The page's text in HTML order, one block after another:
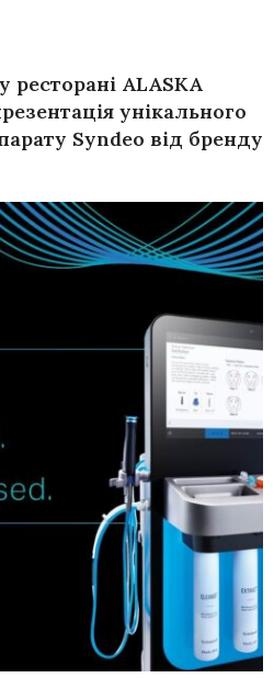
ALASKA
унікального
Syndeo від бренду